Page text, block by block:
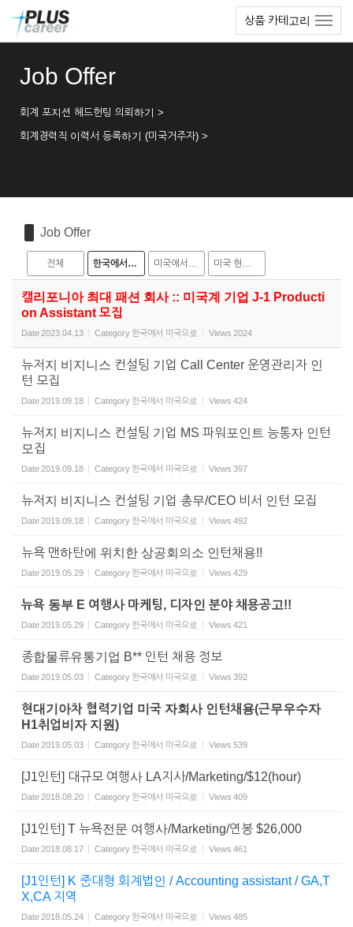
상품 카테고리
Job Offer
회계 포지션 헤드헌팅 의뢰하기 >
회계경력직 이력서 등록하기 (미국거주자) >
Job Offer
전체 한국에서 미국으로 미국에서 한국으로 미국 현지 채용
캘리포니아 최대 패션 회사 :: 미국계 기업 J-1 Producti
on Assistant 모집
Date2023.04.13 Category 한국에서 미국으로 Views 2024
뉴저지 비지니스 컨설팅 기업 Call Center 운영관리자 인
턴 모집
Date2019.09.18 Category 한국에서 미국으로 Views 424
뉴저지 비지니스 컨설팅 기업 MS 파워포인트 능통자 인턴
모집
Date2019.09.18 Category 한국에서 미국으로 Views 397
뉴저지 비지니스 컨설팅 기업 총무/CEO 비서 인턴 모집
Date2019.09.18 Category 한국에서 미국으로 Views 492
뉴욕 맨하탄에 위치한 상공회의소 인턴채용!!
Date2019.05.29 Category 한국에서 미국으로 Views 429
뉴욕 동부 E 여행사 마케팅, 디자인 분야 채용공고!!
Date2019.05.29 Category 한국에서 미국으로 Views 421
종합물류유통기업 B** 인턴 채용 정보
Date2019.05.03 Category 한국에서 미국으로 Views 392
현대기아차 협력기업 미국 자회사 인턴채용(근무우수자
H1취업비자 지원)
Date2019.05.03 Category 한국에서 미국으로 Views 539
[J1인턴] 대규모 여행사 LA지사/Marketing/$12(hour)
Date2018.08.20 Category 한국에서 미국으로 Views 409
[J1인턴] T 뉴욕전문 여행사/Marketing/연봉 $26,000
Date2018.08.17 Category 한국에서 미국으로 Views 461
[J1인턴] K 중대형 회계법인 / Accounting assistant / GA,T
X,CA 지역
Date2018.05.24 Category 한국에서 미국으로 Views 485